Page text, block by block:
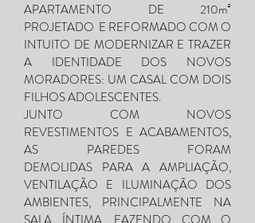
APARTAMENTO DE 210m²
PROJETADO E REFORMADO COM O
INTUITO DE MODERNIZAR E TRAZER
A IDENTIDADE DOS NOVOS
MORADORES: UM CASAL COM DOIS
FILHOS ADOLESCENTES.
JUNTO COM NOVOS
REVESTIMENTOS E ACABAMENTOS,
AS PAREDES FORAM
DEMOLIDAS PARA A AMPLIAÇÃO,
VENTILAÇÃO E ILUMINAÇÃO DOS
AMBIENTES, PRINCIPALMENTE NA